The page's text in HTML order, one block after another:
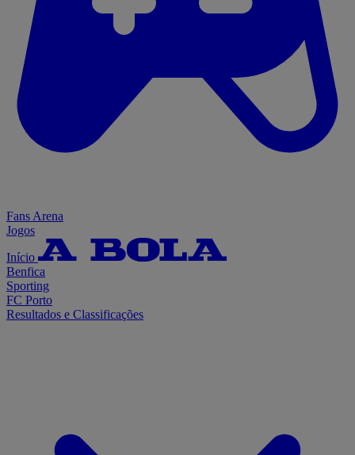
Fans Arena
Jogos
Início
Benfica
Sporting
FC Porto
Resultados e Classificações